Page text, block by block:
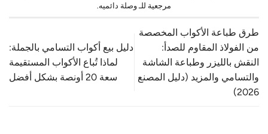
مرجعية للـوصلة دائميه.
طرق طباعة الأكواب المخصصة
من الفولاذ المقاوم للصدأ:
النقش بالليزر وطباعة الشاشة
والتسامي والمزيد (دليل المصنع
2026)
دليل بيع أكواب التسامي بالجملة:
لماذا تُباع الأكواب المستقيمة
سعة 20 أونصة بشكل أفضل